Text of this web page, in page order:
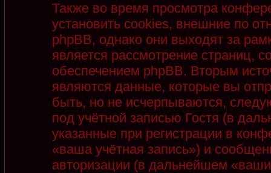
Также во время просмотра
установить cookies, внешние по
phpBB, однако они выходят за
является рассмотрение страниц,
обеспечением phpBB. Вторым
являются данные, которые вы
быть, но не исчерпываются,
под учётной записью Гостя (в
указанные при регистрации в
«ваша учётная запись») и
авторизации (в дальнейшем